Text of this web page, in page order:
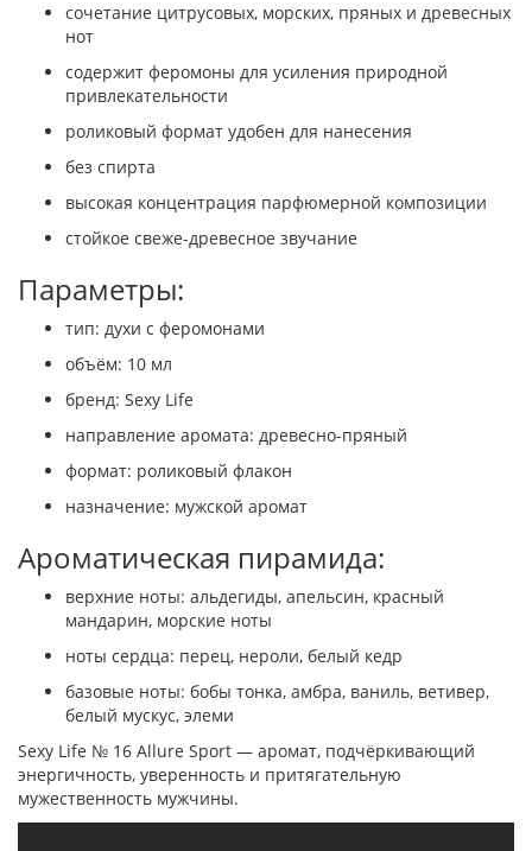
сочетание цитрусовых, морских, пряных и древесных
нот
содержит феромоны для усиления природной
привлекательности
роликовый формат удобен для нанесения
без спирта
высокая концентрация парфюмерной композиции
стойкое свеже-древесное звучание
Параметры:
тип: духи с феромонами
объём: 10 мл
бренд: Sexy Life
направление аромата: древесно-пряный
формат: роликовый флакон
назначение: мужской аромат
Ароматическая пирамида:
верхние ноты: альдегиды, апельсин, красный
мандарин, морские ноты
ноты сердца: перец, нероли, белый кедр
базовые ноты: бобы тонка, амбра, ваниль, ветивер,
белый мускус, элеми
Sexy Life № 16 Allure Sport — аромат, подчёркивающий
энергичность, уверенность и притягательную
мужественность мужчины.